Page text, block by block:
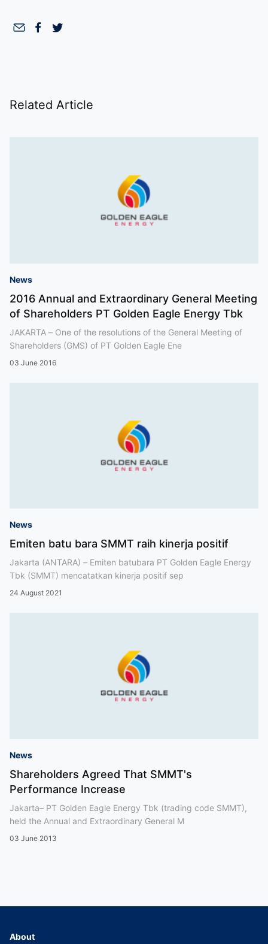
Related Article
News
2016 Annual and Extraordinary General Meeting
of Shareholders PT Golden Eagle Energy Tbk
JAKARTA – One of the resolutions of the General Meeting of
Shareholders (GMS) of PT Golden Eagle Ene
03 June 2016
News
Emiten batu bara SMMT raih kinerja positif
Jakarta (ANTARA) – Emiten batubara PT Golden Eagle Energy
Tbk (SMMT) mencatatkan kinerja positif sep
24 August 2021
News
Shareholders Agreed That SMMT's
Performance Increase
Jakarta– PT Golden Eagle Energy Tbk (trading code SMMT),
held the Annual and Extraordinary General M
03 June 2013
About